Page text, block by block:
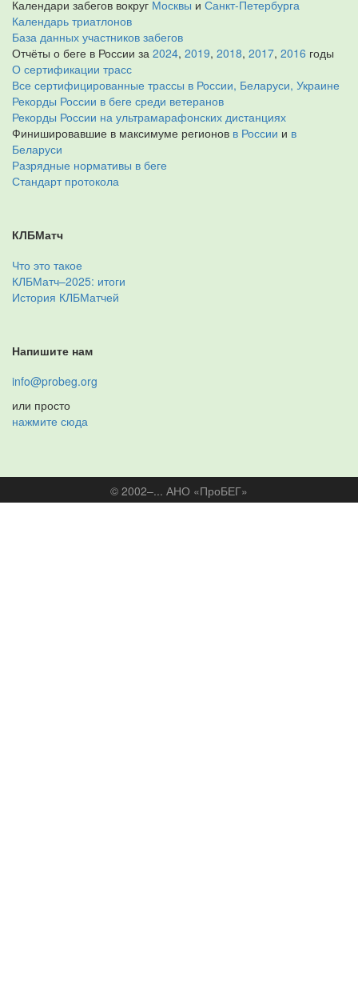
Календари забегов вокруг Москвы и Санкт-Петербурга
Календарь триатлонов
База данных участников забегов
Отчёты о беге в России за 2024, 2019, 2018, 2017, 2016 годы
О сертификации трасс
Все сертифицированные трассы в России, Беларуси, Украине
Рекорды России в беге среди ветеранов
Рекорды России на ультрамарафонских дистанциях
Финишировавшие в максимуме регионов в России и в
Беларуси
Разрядные нормативы в беге
Стандарт протокола
КЛБМатч
Что это такое
КЛБМатч–2025: итоги
История КЛБМатчей
Напишите нам
info@probeg.org
или просто
нажмите сюда
© 2002–... АНО «ПроБЕГ»